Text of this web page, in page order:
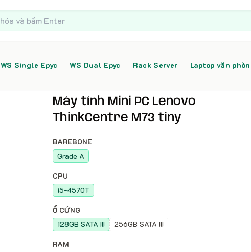
WS Single Epyc WS Dual Epyc Rack Server
Laptop văn
Máy tính Mini PC Lenovo
ThinkCentre M73 tiny
BAREBONE
Grade A
CPU
i5-4570T
Ổ CỨNG
128GB SATA III
256GB SATA III
RAM